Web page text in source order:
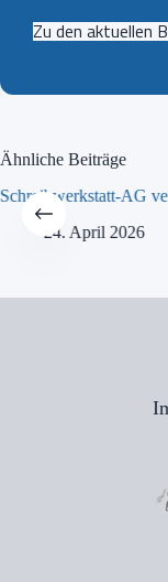
Zu den aktuellen
Ähnliche Beiträge
Schreibwerkstatt-AG
24. April 2026